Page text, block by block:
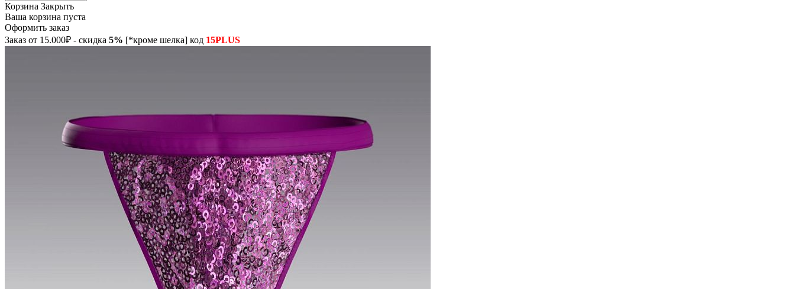
Корзина Закрыть
Ваша корзина пуста
Оформить заказ
Заказ от 15.000₽ - скидка 5% [*кроме шелка] код 15PLUS